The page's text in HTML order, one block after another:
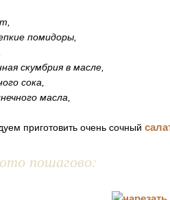
помидоры,
скумбрия в масле,
сока,
масла,
приготовить очень сочный
пошагово: